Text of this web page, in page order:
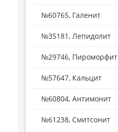
№60765, Галенит
№35181, Лепидолит
№29746, Пироморфит
№57647, Кальцит
№60804, Антимонит
№61238, Смитсонит